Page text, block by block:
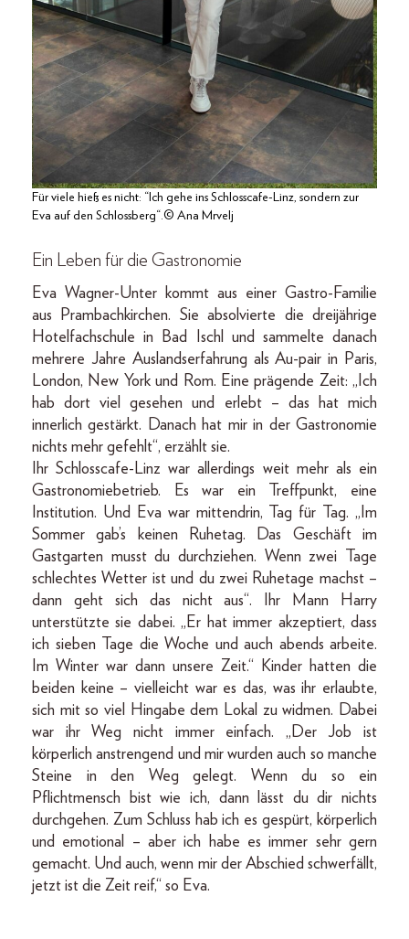
Für viele hieß es nicht: “Ich gehe ins Schlosscafe-Linz, sondern zur
Eva auf den Schlossberg“.© Ana Mrvelj
Ein Leben für die Gastronomie
Eva Wagner-Unter kommt aus einer Gastro-Familie
aus Prambachkirchen. Sie absolvierte die dreijährige
Hotelfachschule in Bad Ischl und sammelte danach
mehrere Jahre Auslandserfahrung als Au-pair in Paris,
London, New York und Rom. Eine prägende Zeit: „Ich
hab dort viel gesehen und erlebt – das hat mich
innerlich gestärkt. Danach hat mir in der Gastronomie
nichts mehr gefehlt“, erzählt sie.
Ihr Schlosscafe-Linz war allerdings weit mehr als ein
Gastronomiebetrieb. Es war ein Treffpunkt, eine
Institution. Und Eva war mittendrin, Tag für Tag. „Im
Sommer gab’s keinen Ruhetag. Das Geschäft im
Gastgarten musst du durchziehen. Wenn zwei Tage
schlechtes Wetter ist und du zwei Ruhetage machst –
dann geht sich das nicht aus“. Ihr Mann Harry
unterstützte sie dabei. „Er hat immer akzeptiert, dass
ich sieben Tage die Woche und auch abends arbeite.
Im Winter war dann unsere Zeit.“ Kinder hatten die
beiden keine – vielleicht war es das, was ihr erlaubte,
sich mit so viel Hingabe dem Lokal zu widmen. Dabei
war ihr Weg nicht immer einfach. „Der Job ist
körperlich anstrengend und mir wurden auch so manche
Steine in den Weg gelegt. Wenn du so ein
Pflichtmensch bist wie ich, dann lässt du dir nichts
durchgehen. Zum Schluss hab ich es gespürt, körperlich
und emotional – aber ich habe es immer sehr gern
gemacht. Und auch, wenn mir der Abschied schwerfällt,
jetzt ist die Zeit reif,“ so Eva.